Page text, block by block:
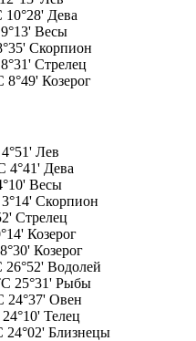
10°28' Дева
9°13' Весы
Скорпион
8°31' Стрелец
8°49' Козерог
4°51' Лев
4°41' Дева
Весы
3°14' Скорпион
Стрелец
Козерог
Козерог
26°52' Водолей
25°31' Рыбы
24°37' Овен
24°10' Телец
24°02' Близнецы